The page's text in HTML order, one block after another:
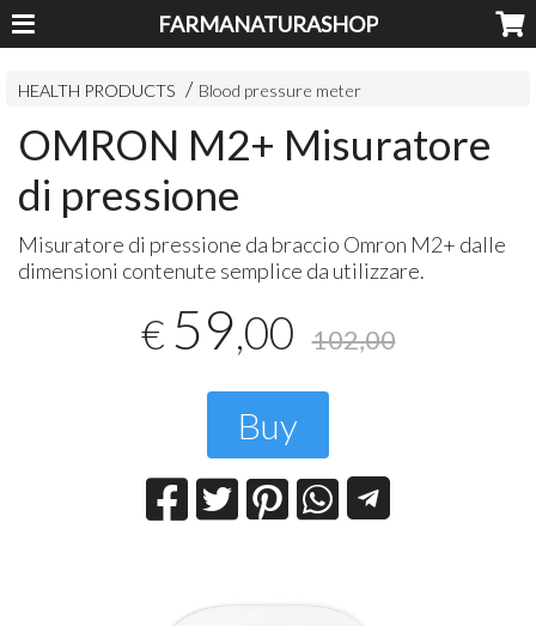
FARMANATURASHOP
HEALTH PRODUCTS Blood pressure meter
OMRON M2+ Misuratore
di pressione
Misuratore di pressione da braccio Omron M2+ dalle
dimensioni contenute semplice da utilizzare.
€ 59,00 102,00
Buy